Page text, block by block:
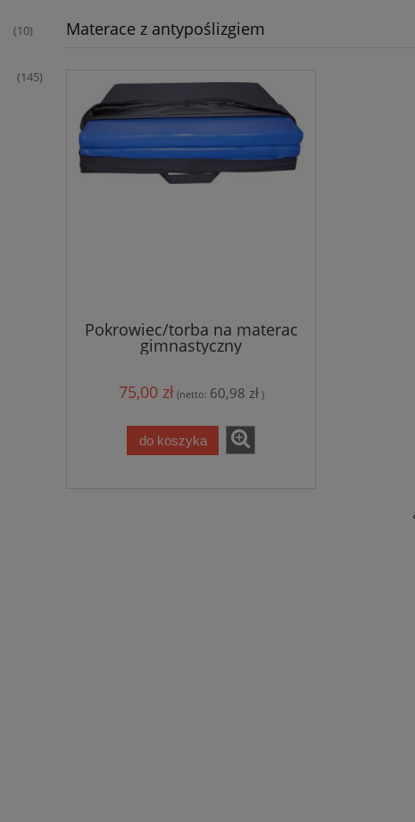
(10)
(145)
Materace z antypoślizgiem
Pokrowiec/torba na materac
gimnastyczny
75,00 zł (netto: 60,98 zł)
do koszyka